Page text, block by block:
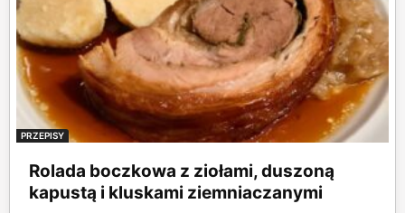
PRZEPISY
Rolada boczkowa z ziołami, duszoną
kapustą i kluskami ziemniaczanymi